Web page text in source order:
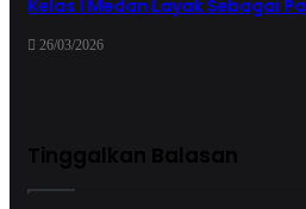
Kelas I Medan Layak Sebagai
26/03/2026
Tinggalkan Balasan